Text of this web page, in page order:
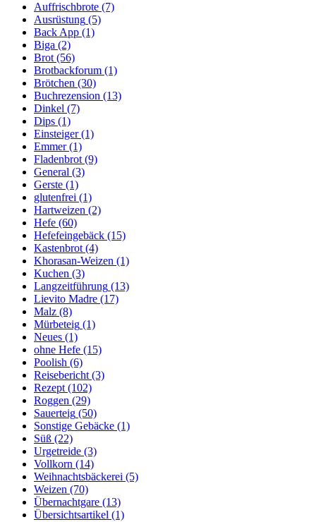
Auffrischbrote (7)
Ausrüstung (5)
Back App (1)
Biga (2)
Brot (56)
Brotbackforum (1)
Brötchen (30)
Buchrezension (13)
Dinkel (7)
Dips (1)
Einsteiger(1)
Emmer(1)
Fladenbrot (9)
General (3)
Gerste (1)
glutenfrei (1)
Hartweizen (2)
Hefe (60)
Hefefeingebäck (15)
Kastenbrot (4)
Khorasan-Weizen (1)
Kuchen (3)
Langzeitführung (13)
Lievito Madre (17)
Malz (8)
Mürbeteig (1)
Neues (1)
ohne Hefe (15)
Poolish (6)
Reisebericht (3)
Rezept (102)
Roggen (29)
Sauerteig (50)
Sonstige Gebäcke (1)
Süß (22)
Urgetreide (3)
Vollkorn (14)
Weihnachtsbäckerei (5)
Weizen (70)
Übernachtgare (13)
Übersichtsartikel (1)